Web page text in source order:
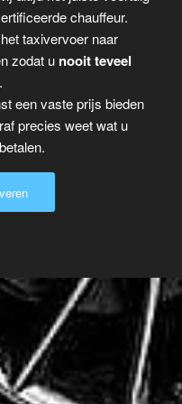
chauffeur.
taxivervoer naar
zodat u nooit teveel
een vaste prijs bieden
precies weet wat u